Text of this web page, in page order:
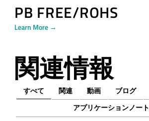
PB FREE/ROHS
Learn More →
関連情報
すべて 関連 動画 ブログ
アプリケーションノート